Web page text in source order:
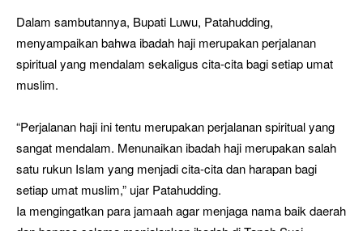
Dalam sambutannya, Bupati Luwu, Patahudding,
menyampaikan bahwa ibadah haji merupakan perjalanan
spiritual yang mendalam sekaligus cita-cita bagi setiap umat
muslim.
“Perjalanan haji ini tentu merupakan perjalanan spiritual yang
sangat mendalam. Menunaikan ibadah haji merupakan salah
satu rukun Islam yang menjadi cita-cita dan harapan bagi
setiap umat muslim,” ujar Patahudding.
Ia mengingatkan para jamaah agar menjaga nama baik daerah